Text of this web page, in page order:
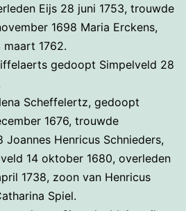
Eijs 28 juni 1753, trouwde
1698 Maria Erckens,
1762.
gedoopt Simpelveld 28
Scheffelertz, gedoopt
1676, trouwde
Joannes Henricus Schnieders,
14 oktober 1680, overleden
1738, zoon van Henricus
Spiel.